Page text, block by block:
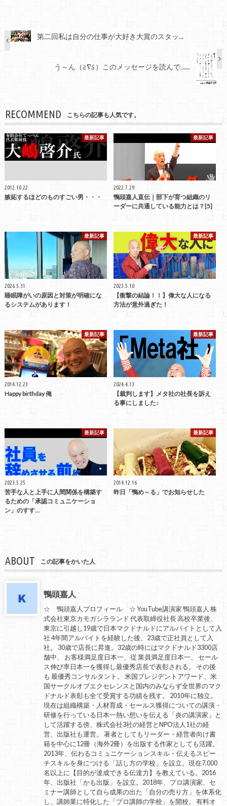
第二回私は自分の仕事が大好き大賞のスタッ...
う～ん（≧∇≦）このメッセージを読んで…...
RECOMMEND こちらの記事も人気です。
最新記事
2012.10.22
嫉妬するほどのものすごい男・・・
最新記事
2022.7.29
鴨頭嘉人直伝｜部下が育つ組織のリ
ーダーに共通している能力とは？[5]
最新記事
2026.5.31
睡眠障がいの原因と対策が明確にな
るシステムがあります！
最新記事
2023.5.10
【衝撃の結論！！】偉大な人になる
方法が意外過ぎた！
最新記事
2014.12.23
Happy birthday 俺
最新記事
2024.4.13
【裁判します】メタ社の社長を訴え
る事にしました♪
最新記事
2023.5.25
苦手な人と上手に人間関係を構築す
るための「承認コミュニケーショ
ン」のすす…
最新記事
2014.12.16
昨日「鴨め～る」でお知らせした
ABOUT この記事をかいた人
鴨頭嘉人
☆ 鴨頭嘉人プロフィール ☆ YouTube講演家 鴨頭嘉人 株
式会社東京カモガシラランド 代表取締役社長 高校卒業後、
東京に引越し19歳で日本マクドナルドにアルバイトとして入
社 4年間アルバイトを経験した後、23歳で正社員として入
社。 30歳で店長に昇進。32歳の時にはマクドナルド3300店
舗中、 お客様満足度日本一、従 業員満足度日本一、 セール
ス伸び率日本一を獲得し最優秀店長で表彰される。 その後
も 最優秀コンサルタント。 米国プレジデントアワード、米
国サークルオブエクセレンスと国内のみならず全世界のマク
ドナルド表彰も全て受賞する功績を残す。 2010年に独立。
現在は組織構築・人材育成・セールス獲得についての講演・
研修を行っている日本一熱い想いを伝える「炎の講演家」と
して活躍する傍、株式会社3社の経営とNPO法人1社の経
営、出版社も運営。 著者としてもリーダー・経営者向け書
籍を中心に12冊（海外2冊）を出版する作家としても活躍。
2013年、伝わるコミュニケーションスキル・伝えるスピー
チスキルを身につける「話し方の学校」を設立。現在7,000
名以上に【目的が達成できる伝達力】を教えている。2016
年、出版社「かも出版」を設立。2018年、プロ講演家、セ
ミナー講師として自ら成果の出た「自分の売り方」を体系化
し、講師業に特化した「プロ講師の学校」を開校。 有料オ